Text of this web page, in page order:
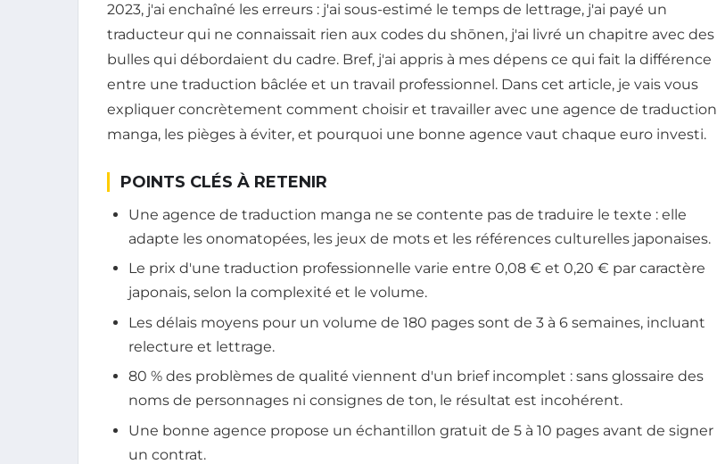
2023, j'ai enchaîné les erreurs : j'ai sous-estimé le temps de lettrage, j'ai payé un
traducteur qui ne connaissait rien aux codes du shōnen, j'ai livré un chapitre avec des
bulles qui débordaient du cadre. Bref, j'ai appris à mes dépens ce qui fait la différence
entre une traduction bâclée et un travail professionnel. Dans cet article, je vais vous
expliquer concrètement comment choisir et travailler avec une agence de traduction
manga, les pièges à éviter, et pourquoi une bonne agence vaut chaque euro investi.
POINTS CLÉS À RETENIR
Une agence de traduction manga ne se contente pas de traduire le texte : elle
adapte les onomatopées, les jeux de mots et les références culturelles japonaises.
Le prix d'une traduction professionnelle varie entre 0,08 € et 0,20 € par caractère
japonais, selon la complexité et le volume.
Les délais moyens pour un volume de 180 pages sont de 3 à 6 semaines, incluant
relecture et lettrage.
80 % des problèmes de qualité viennent d'un brief incomplet : sans glossaire des
noms de personnages ni consignes de ton, le résultat est incohérent.
Une bonne agence propose un échantillon gratuit de 5 à 10 pages avant de signer
un contrat.